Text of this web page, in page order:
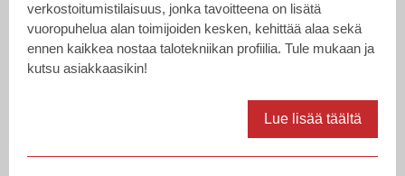
verkostoitumistilaisuus, jonka tavoitteena on lisätä
vuoropuhelua alan toimijoiden kesken, kehittää alaa sekä
ennen kaikkea nostaa talotekniikan profiilia. Tule mukaan ja
kutsu asiakkaasikin!
Lue lisää täältä